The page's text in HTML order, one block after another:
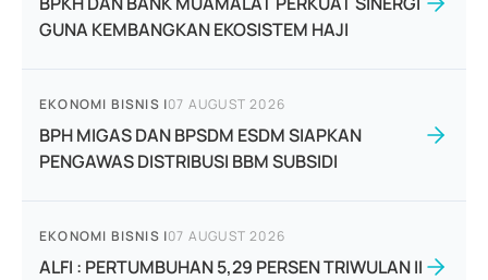
GUNA KEMBANGKAN EKOSISTEM HAJI
EKONOMI BISNIS |07 AUGUST 2026
BPH MIGAS DAN BPSDM ESDM SIAPKAN
PENGAWAS DISTRIBUSI BBM SUBSIDI
EKONOMI BISNIS |07 AUGUST 2026
ALFI : PERTUMBUHAN 5,29 PERSEN TRIWULAN II